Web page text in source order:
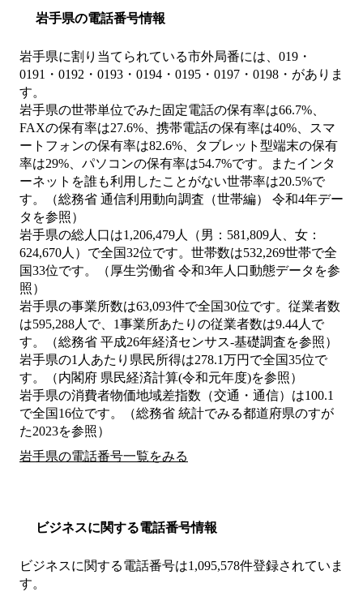
岩手県の電話番号情報
岩手県に割り当てられている市外局番には、019・
0191・0192・0193・0194・0195・0197・0198・がありま
す。
岩手県の世帯単位でみた固定電話の保有率は66.7%、
FAXの保有率は27.6%、携帯電話の保有率は40%、スマ
ートフォンの保有率は82.6%、タブレット型端末の保有
率は29%、パソコンの保有率は54.7%です。またインタ
ーネットを誰も利用したことがない世帯率は20.5%で
す。（総務省 通信利用動向調査（世帯編） 令和4年デー
タを参照）
岩手県の総人口は1,206,479人（男：581,809人、女：
624,670人）で全国32位です。世帯数は532,269世帯で全
国33位です。（厚生労働省 令和3年人口動態データを参
照）
岩手県の事業所数は63,093件で全国30位です。従業者数
は595,288人で、1事業所あたりの従業者数は9.44人で
す。（総務省 平成26年経済センサス‐基礎調査を参照）
岩手県の1人あたり県民所得は278.1万円で全国35位で
す。（内閣府 県民経済計算(令和元年度)を参照）
岩手県の消費者物価地域差指数（交通・通信）は100.1
で全国16位です。（総務省 統計でみる都道府県のすが
た2023を参照）
岩手県の電話番号一覧をみる
ビジネスに関する電話番号情報
ビジネスに関する電話番号は1,095,578件登録されていま
す。